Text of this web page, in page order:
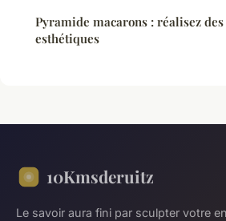
Pyramide macarons : réalisez
esthétiques
10Kmsderuitz
Le savoir aura fini par sculpter votre